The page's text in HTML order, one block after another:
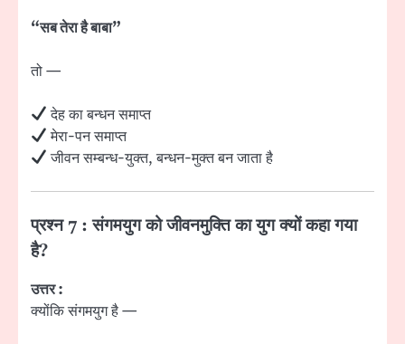
“सब तेरा है बाबा”
तो —
देह का बन्धन समाप्त
मेरा-पन समाप्त
जीवन सम्बन्ध-युक्त, बन्धन-मुक्त बन जाता है
प्रश्न 7 : संगमयुग को जीवनमुक्ति का युग क्यों कहा गया
है?
उत्तर :
क्योंकि संगमयुग है —